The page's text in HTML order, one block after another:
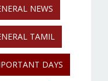
NEWS
TAMIL
DAYS